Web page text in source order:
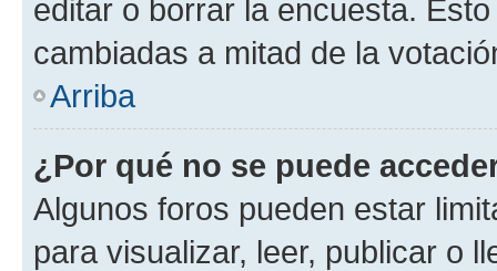
editar o borrar la encuesta.
cambiadas a mitad de la
Arriba
¿Por qué no se puede
Algunos foros pueden estar
para visualizar, leer, publicar o